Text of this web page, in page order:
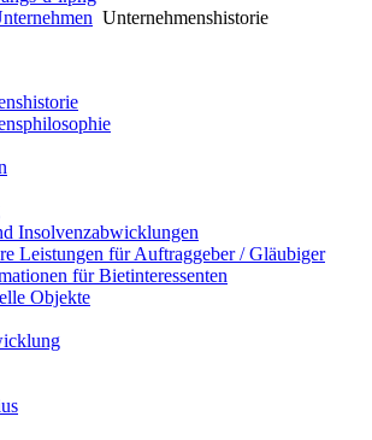
Unternehmenshistorie
Insolvenzabwicklungen
Leistungen für Auftraggeber / Gläubiger
für Bietinteressenten
Objekte